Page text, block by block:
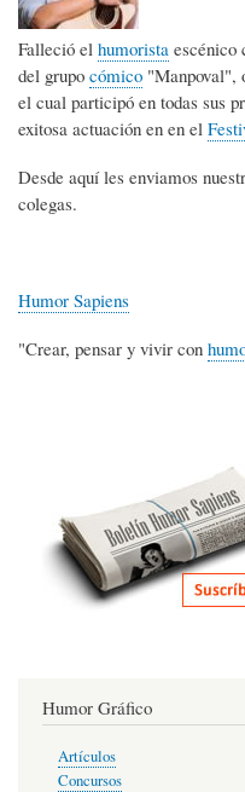
Falleció el humorista escénico
del grupo cómico "Manpoval",
el cual participó en todas sus
exitosa actuación en en el
Desde aquí les enviamos
colegas.
Humor Sapiens
"Crear, pensar y vivir con
Humor Gráfico
Artículos
Concursos